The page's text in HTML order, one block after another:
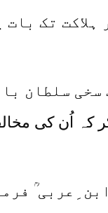
تک بات
سخی سلطان
کہ اُن کی
ِعربی